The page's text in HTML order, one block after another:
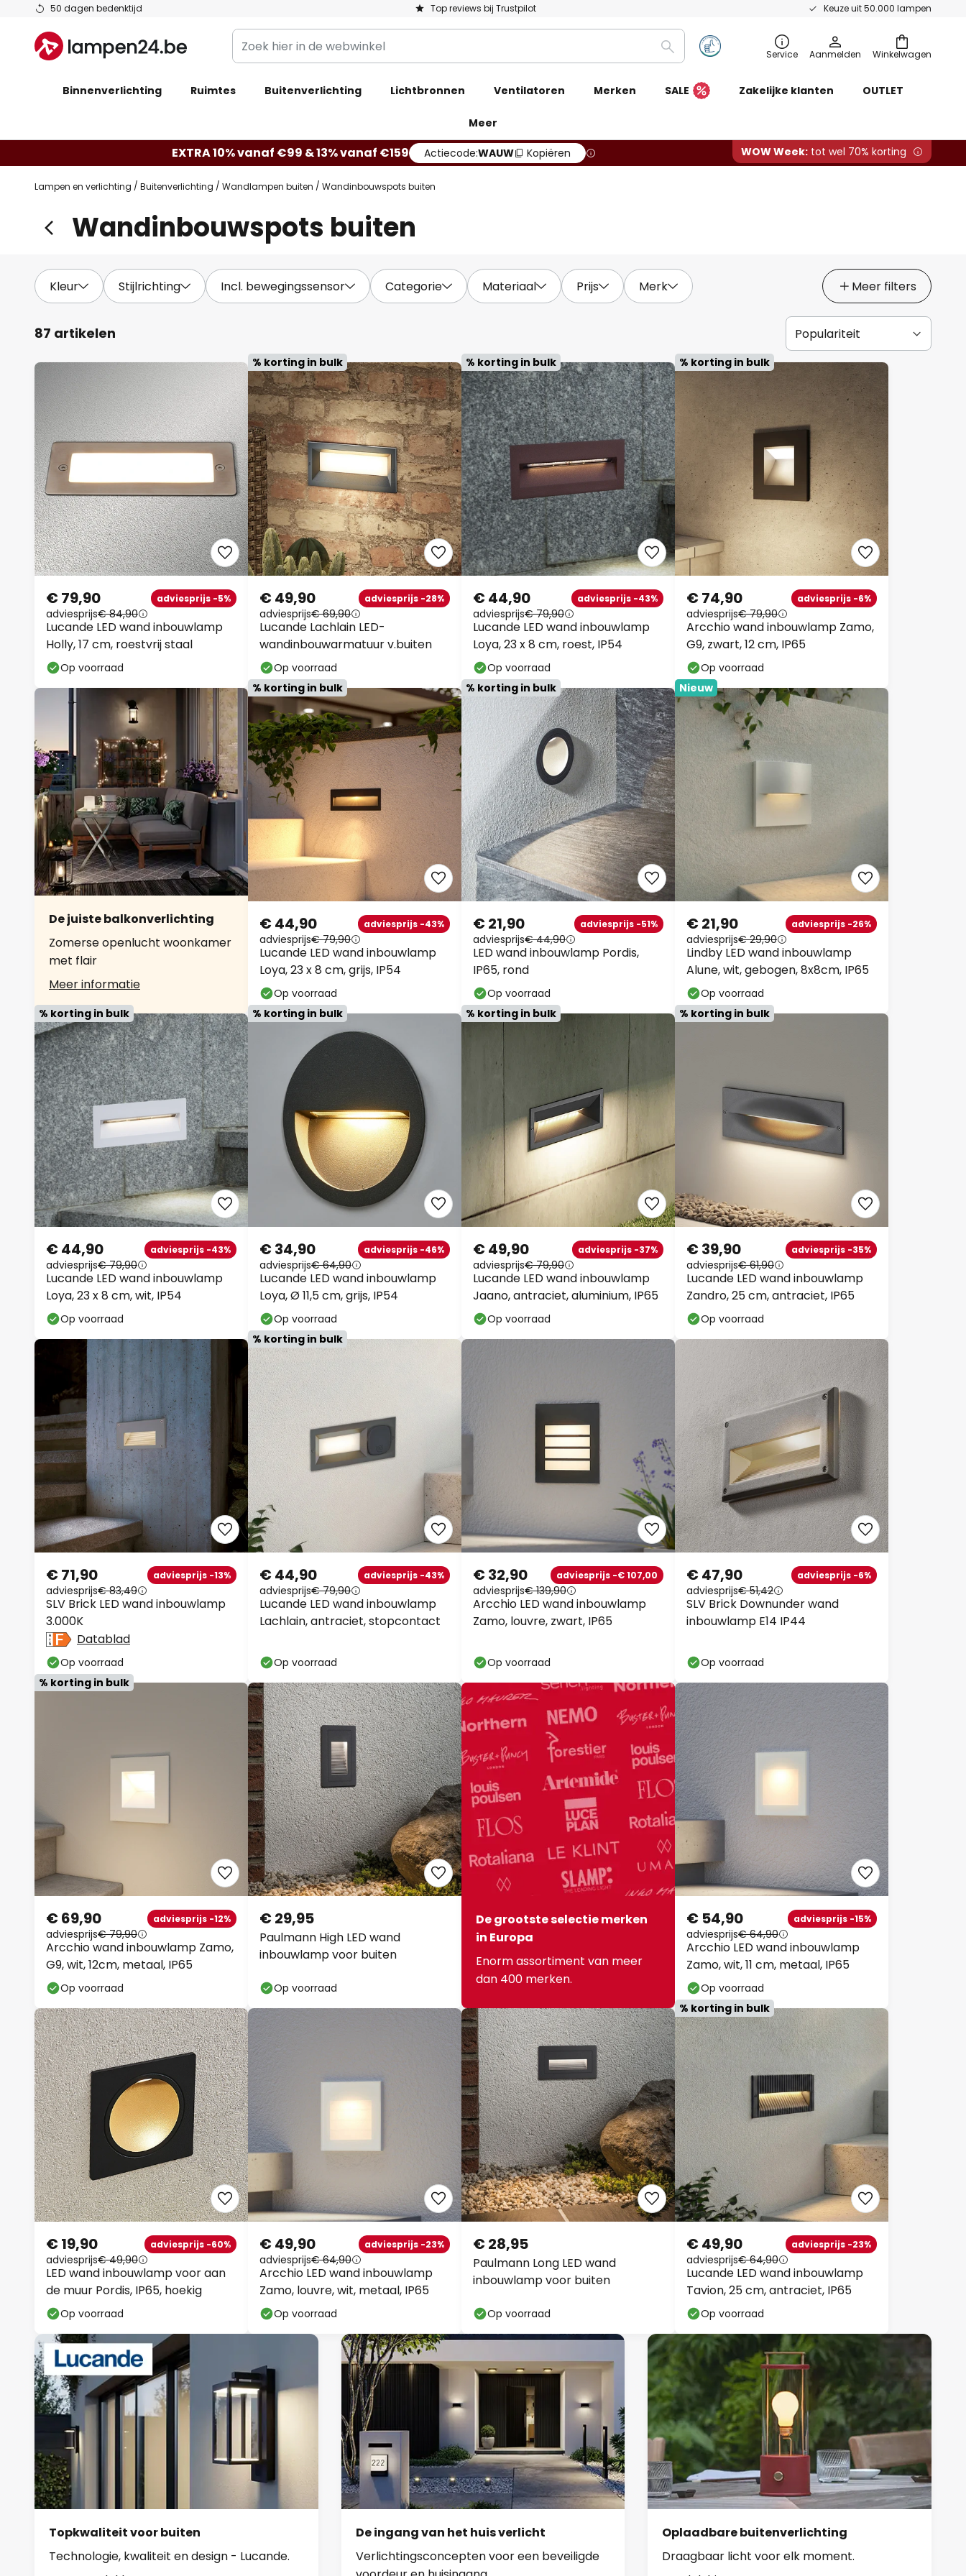
50 dagen bedenktijd Top reviews bij Trustpilot Keuze uit 50.000 lampen
Ga
de
inhoud
Winkelwagen
Zoek
hier
de
Zoeken Service Aanmelden
Binnenverlichting Ruimtes Buitenverlichting Lichtbronnen Ventilatoren Merken SALE Zakelijke klanten OUTLET
Meer
EXTRA 10% vanaf €99 & 13% vanaf €159 Actiecode:WAUW Kopiëren WOW Week: tot wel 70% korting
Lampen en verlichting Buitenverlichting Wandlampen buiten Wandinbouwspots buiten
Wandinbouwspots buiten
Kleur Stijlrichting Incl. bewegingssensor Categorie Materiaal Prijs Merk Meer filters
87 artikelen
Lucande LED wand inbouwlamp
Holly, 17 cm, roestvrij staal
€ 79,90 adviesprijs -5%
adviesprijs€ 84,90
Op voorraad
% korting in bulk
Lucande Lachlain LED-
wandinbouwarmatuur v.buiten
€ 49,90 adviesprijs -28%
adviesprijs€ 69,90
Op voorraad
% korting in bulk
Lucande LED wand inbouwlamp
Loya, 23 x 8 cm, roest, IP54
€ 44,90 adviesprijs -43%
adviesprijs€ 79,90
Op voorraad
% korting in bulk
Arcchio wand inbouwlamp Zamo,
G9, zwart, 12 cm, IP65
€ 74,90 adviesprijs -6%
adviesprijs€ 79,90
Op voorraad
De juiste balkonverlichting
Zomerse openlucht woonkamer
met flair
Meer informatie
% korting in bulk
Lucande LED wand inbouwlamp
Loya, 23 x 8 cm, grijs, IP54
€ 44,90 adviesprijs -43%
adviesprijs€ 79,90
Op voorraad
% korting in bulk
LED wand inbouwlamp Pordis,
IP65, rond
€ 21,90 adviesprijs -51%
adviesprijs€ 44,90
Op voorraad
Nieuw
Lindby LED wand inbouwlamp
Alune, wit, gebogen, 8x8cm, IP65
€ 21,90 adviesprijs -26%
adviesprijs€ 29,90
Op voorraad
% korting in bulk
Lucande LED wand inbouwlamp
Loya, 23 x 8 cm, wit, IP54
€ 44,90 adviesprijs -43%
adviesprijs€ 79,90
Op voorraad
% korting in bulk
Lucande LED wand inbouwlamp
Loya, Ø 11,5 cm, grijs, IP54
€ 34,90 adviesprijs -46%
adviesprijs€ 64,90
Op voorraad
% korting in bulk
Lucande LED wand inbouwlamp
Jaano, antraciet, aluminium, IP65
€ 49,90 adviesprijs -37%
adviesprijs€ 79,90
Op voorraad
% korting in bulk
Lucande LED wand inbouwlamp
Zandro, 25 cm, antraciet, IP65
€ 39,90 adviesprijs -35%
adviesprijs€ 61,90
Op voorraad
SLV Brick LED wand inbouwlamp
3.000K
€ 71,90 adviesprijs -13%
adviesprijs€ 83,49
Datablad
Op voorraad
% korting in bulk
Lucande LED wand inbouwlamp
Lachlain, antraciet, stopcontact
€ 44,90 adviesprijs -43%
adviesprijs€ 79,90
Op voorraad
Arcchio LED wand inbouwlamp
Zamo, louvre, zwart, IP65
€ 32,90 adviesprijs -€ 107,00
adviesprijs€ 139,90
Op voorraad
SLV Brick Downunder wand
inbouwlamp E14 IP44
€ 47,90 adviesprijs -6%
adviesprijs€ 51,42
Op voorraad
% korting in bulk
Arcchio wand inbouwlamp Zamo,
G9, wit, 12cm, metaal, IP65
€ 69,90 adviesprijs -12%
adviesprijs€ 79,90
Op voorraad
Paulmann High LED wand
inbouwlamp voor buiten
€ 29,95
Op voorraad
De grootste selectie merken
in Europa
Enorm assortiment van meer
dan 400 merken.
Arcchio LED wand inbouwlamp
Zamo, wit, 11 cm, metaal, IP65
€ 54,90 adviesprijs -15%
adviesprijs€ 64,90
Op voorraad
LED wand inbouwlamp voor aan
de muur Pordis, IP65, hoekig
€ 19,90 adviesprijs -60%
adviesprijs€ 49,90
Op voorraad
Arcchio LED wand inbouwlamp
Zamo, louvre, wit, metaal, IP65
€ 49,90 adviesprijs -23%
adviesprijs€ 64,90
Op voorraad
Paulmann Long LED wand
inbouwlamp voor buiten
€ 28,95
Op voorraad
% korting in bulk
Lucande LED wand inbouwlamp
Tavion, 25 cm, antraciet, IP65
€ 49,90 adviesprijs -23%
adviesprijs€ 64,90
Op voorraad
Topkwaliteit voor buiten
Technologie, kwaliteit en design - Lucande.
De ingang van het huis verlicht
Verlichtingsconcepten voor een beveiligde
Oplaadbare buitenverlichting
Draagbaar licht voor elk moment.